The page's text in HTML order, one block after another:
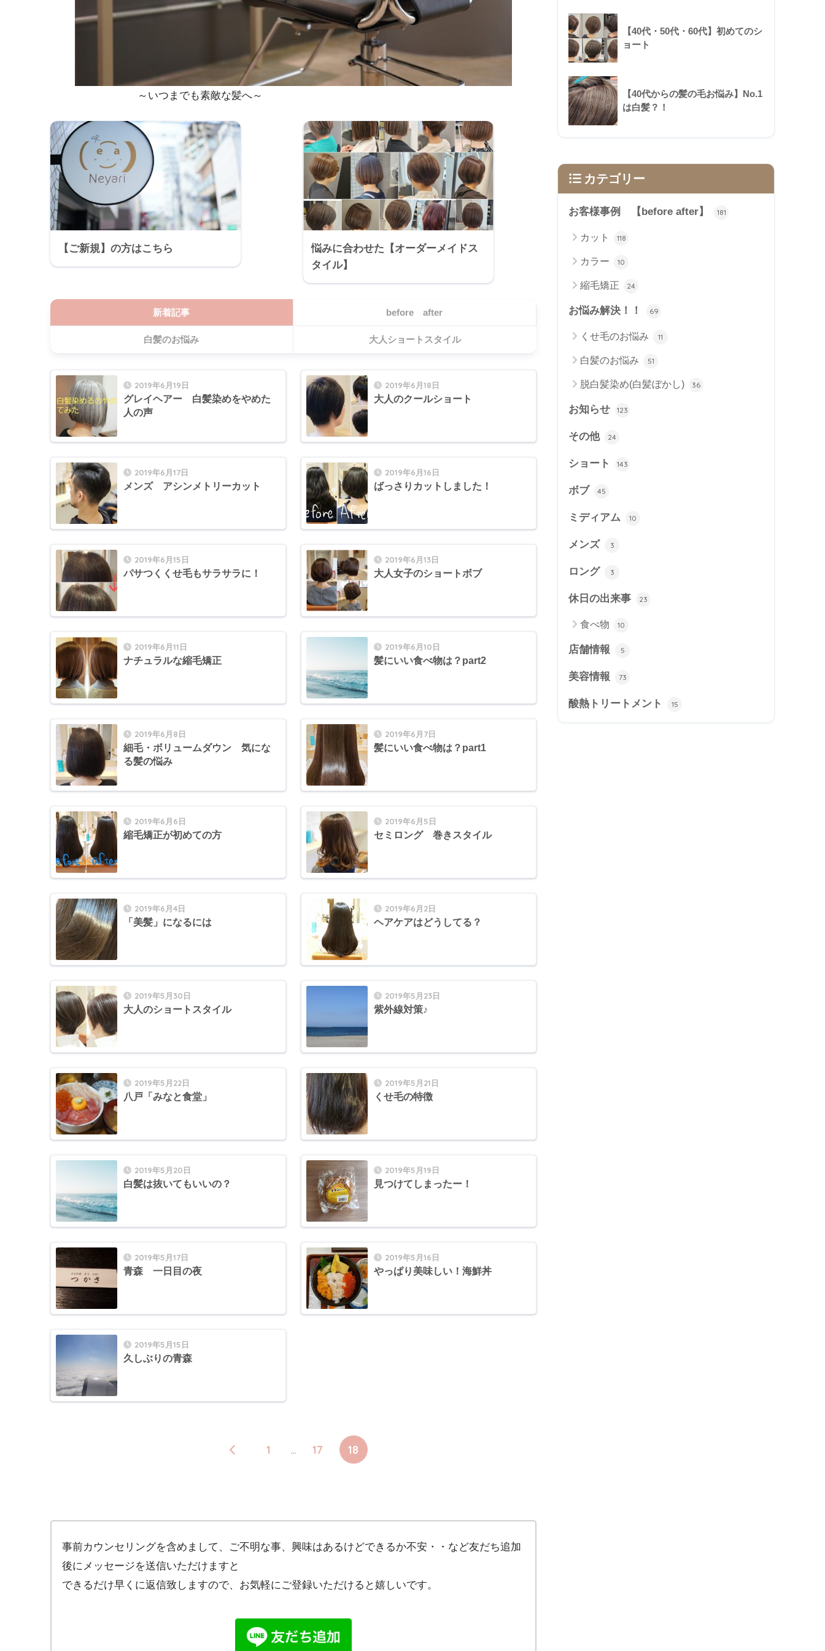
～いつまでも素敵な髪へ～
【ご新規】の方はこちら
悩みに合わせた【オーダーメイドス
タイル】
新着記事 before after
白髪のお悩み 大人ショートスタイル
2019年6月19日
グレイヘアー 白髪染めをやめた
人の声
2019年6月18日
大人のクールショート
2019年6月17日
メンズ アシンメトリーカット
2019年6月16日
ばっさりカットしました！
2019年6月15日
パサつくくせ毛もサラサラに！
2019年6月13日
大人女子のショートボブ
2019年6月11日
ナチュラルな縮毛矯正
2019年6月10日
髪にいい食べ物は？part2
2019年6月8日
細毛・ボリュームダウン 気にな
る髪の悩み
2019年6月7日
髪にいい食べ物は？part1
2019年6月6日
縮毛矯正が初めての方
2019年6月5日
セミロング 巻きスタイル
2019年6月4日
「美髪」になるには
2019年6月2日
ヘアケアはどうしてる？
2019年5月30日
大人のショートスタイル
2019年5月23日
紫外線対策♪
2019年5月22日
八戸「みなと食堂」
2019年5月21日
くせ毛の特徴
2019年5月20日
白髪は抜いてもいいの？
2019年5月19日
見つけてしまったー！
2019年5月17日
青森 一日目の夜
2019年5月16日
やっぱり美味しい！海鮮丼
2019年5月15日
久しぶりの青森
1 … 17 18
事前カウンセリングを含めまして、ご不明な事、興味はあるけどできるか不安・・など友だち追加
後にメッセージを送信いただけますと
できるだけ早くに返信致しますので、お気軽にご登録いただけると嬉しいです。
【40代・50代・60代】初めてのシ
ョート
【40代からの髪の毛お悩み】No.1
は白髪？！
カテゴリー
お客様事例 【before after】 181
カット 118
カラー 10
縮毛矯正 24
お悩み解決！！ 69
くせ毛のお悩み 11
白髪のお悩み 51
脱白髪染め(白髪ぼかし) 36
お知らせ 123
その他 24
ショート 143
ボブ 45
ミディアム 10
メンズ 3
ロング 3
休日の出来事 23
食べ物 10
店舗情報 5
美容情報 73
酸熱トリートメント 15